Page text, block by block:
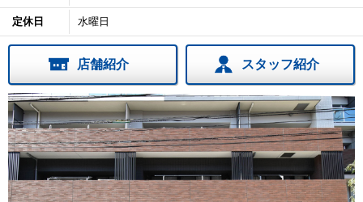
定休日 水曜日
店舗紹介 スタッフ紹介